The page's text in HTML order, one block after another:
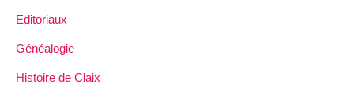
Editoriaux
Généalogie
Histoire de Claix